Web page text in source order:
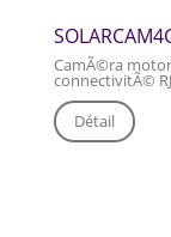
CamÃ©ra
connectivitÃ©
Détail